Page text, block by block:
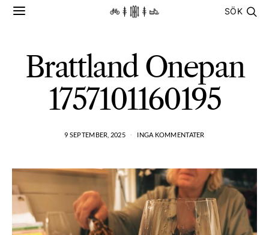
SÖK
Brattland Onepan
1757101160195
9 SEPTEMBER, 2025 INGA KOMMENTATER